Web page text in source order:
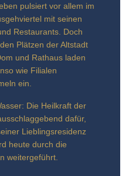
pulsiert vor allem im
mit seinen
Restaurants. Doch
Plätzen der Altstadt
und Rathaus laden
wie Filialen
ein.
Die Heilkraft der
dafür,
Lieblingsresidenz
heute durch die
weitergeführt.